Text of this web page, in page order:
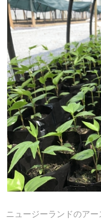
ニュージーランドのア